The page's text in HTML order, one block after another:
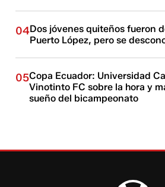
04Dos jóvenes quiteños fueron
Puerto López, pero se
05Copa Ecuador: Universidad
Vinotinto FC sobre la hora y
sueño del bicampeonato